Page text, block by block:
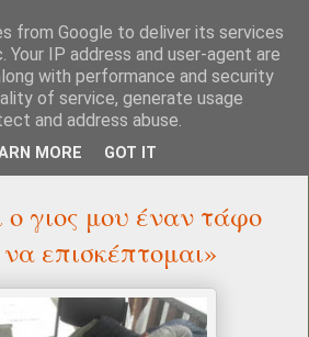
γιος μου έναν τάφο
επισκέπτομαι»
from Google to deliver its services
Your IP address and user-agent are
with performance and security
of service, generate usage
and address abuse.
MORE GOT IT